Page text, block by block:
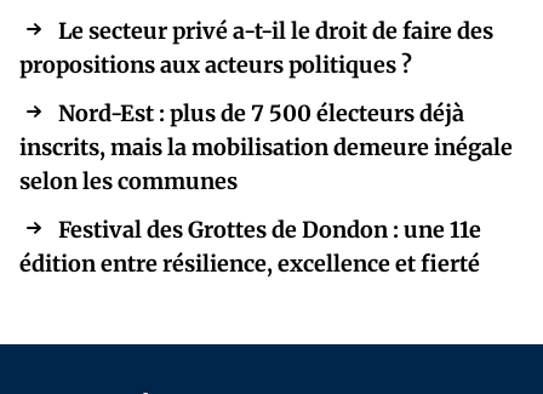
Le secteur privé a-t-il le droit de faire des
propositions aux acteurs politiques ?
Nord-Est : plus de 7 500 électeurs déjà
inscrits, mais la mobilisation demeure inégale
selon les communes
Festival des Grottes de Dondon : une 11e
édition entre résilience, excellence et fierté